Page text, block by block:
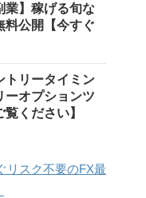
業】稼げる旬な
料公開【今すぐ
トリータイミン
ーオプションツ
ください】
リスク不要のFX最